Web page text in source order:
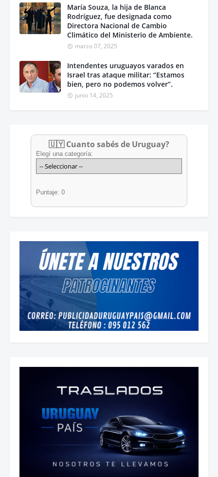
María Souza, la hija de Blanca
Rodríguez, fue designada como
Directora Nacional de Cambio
Climático del Ministerio de Ambiente.
marzo 07, 2025
Intendentes uruguayos varados en
Israel tras ataque militar: “Estamos
bien, pero no podemos volver”.
junio 14, 2025
🇺🇾 Cuanto sabés de Uruguay?
Elegí una categoría:
Puntaje: 0